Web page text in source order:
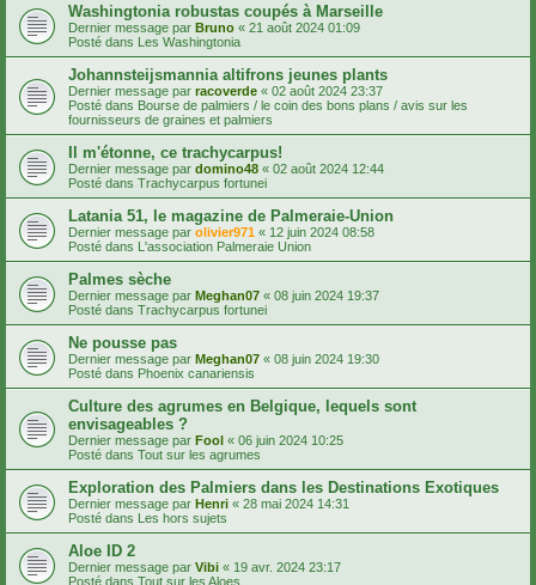
Washingtonia robustas coupés à Marseille
Dernier message par Bruno « 21 août 2024 01:09
Posté dans Les Washingtonia
Johannsteijsmannia altifrons jeunes plants
Dernier message par racoverde « 02 août 2024 23:37
Posté dans Bourse de palmiers / le coin des bons plans / avis sur les
fournisseurs de graines et palmiers
Il m'étonne, ce trachycarpus!
Dernier message par domino48 « 02 août 2024 12:44
Posté dans Trachycarpus fortunei
Latania 51, le magazine de Palmeraie-Union
Dernier message par olivier971 « 12 juin 2024 08:58
Posté dans L'association Palmeraie Union
Palmes sèche
Dernier message par Meghan07 « 08 juin 2024 19:37
Posté dans Trachycarpus fortunei
Ne pousse pas
Dernier message par Meghan07 « 08 juin 2024 19:30
Posté dans Phoenix canariensis
Culture des agrumes en Belgique, lequels sont
envisageables ?
Dernier message par Fool « 06 juin 2024 10:25
Posté dans Tout sur les agrumes
Exploration des Palmiers dans les Destinations Exotiques
Dernier message par Henri « 28 mai 2024 14:31
Posté dans Les hors sujets
Aloe ID 2
Dernier message par Vibi « 19 avr. 2024 23:17
Posté dans Tout sur les Aloes